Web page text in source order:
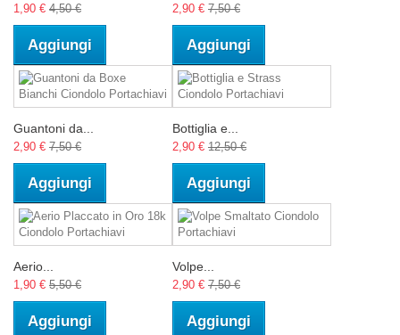
1,90 € 4,50 €
Aggiungi
2,90 € 7,50 €
Aggiungi
Guantoni da...
2,90 € 7,50 €
Aggiungi
Bottiglia e...
2,90 € 12,50 €
Aggiungi
Aerio...
1,90 € 5,50 €
Aggiungi
Volpe...
2,90 € 7,50 €
Aggiungi